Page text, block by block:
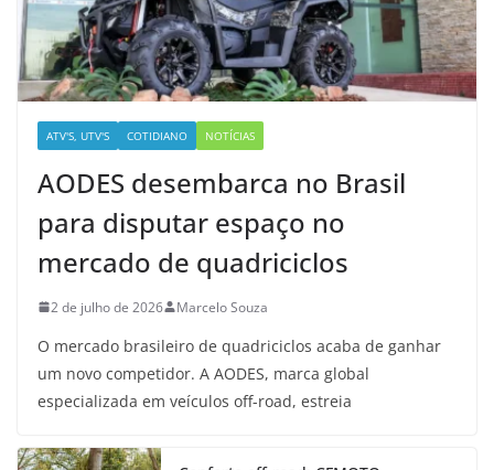
ATV'S, UTV'S COTIDIANO NOTÍCIAS
AODES desembarca no Brasil
para disputar espaço no
mercado de quadriciclos
2 de julho de 2026 Marcelo Souza
O mercado brasileiro de quadriciclos acaba de ganhar
um novo competidor. A AODES, marca global
especializada em veículos off-road, estreia